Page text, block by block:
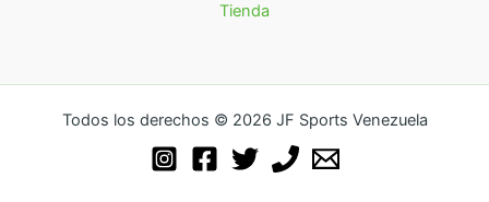
Tienda
Todos los derechos © 2026 JF Sports Venezuela